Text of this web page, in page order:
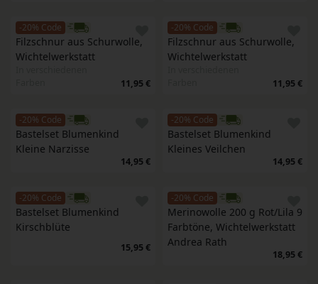
-20% Code
Filzschnur aus Schurwolle,
Wichtelwerkstatt
11,95 €
-20% Code
Filzschnur aus Schurwolle,
Wichtelwerkstatt
11,95 €
-20% Code
Bastelset Blumenkind
Kleine Narzisse
14,95 €
-20% Code
Bastelset Blumenkind
Kleines Veilchen
14,95 €
-20% Code
Bastelset Blumenkind
Kirschblüte
15,95 €
-20% Code
Merinowolle 200 g Rot/Lila 9
Farbtöne, Wichtelwerkstatt
Andrea Rath
18,95 €